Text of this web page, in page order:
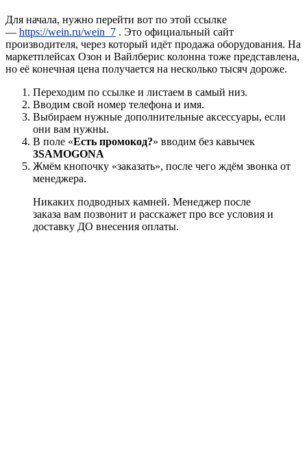
Для начала, нужно перейти вот по этой ссылке
— https://wein.ru/wein_7 . Это официальный сайт
производителя, через который идёт продажа оборудования. На
маркетплейсах Озон и Вайлберис колонна тоже представлена,
но её конечная цена получается на несколько тысяч дороже.
Переходим по ссылке и листаем в самый низ.
Вводим свой номер телефона и имя.
Выбираем нужные дополнительные аксессуары, если
они вам нужны.
В поле «Есть промокод?» вводим без кавычек
3SAMOGONA
Жмём кнопочку «заказать», после чего ждём звонка от
менеджера.
Никаких подводных камней. Менеджер после
заказа вам позвонит и расскажет про все условия и
доставку ДО внесения оплаты.